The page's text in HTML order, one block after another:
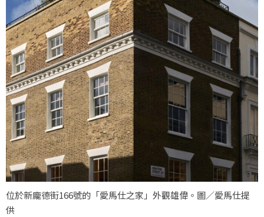
位於新龐德街166號的「愛馬仕之家」外觀雄偉。圖／愛馬仕提
供